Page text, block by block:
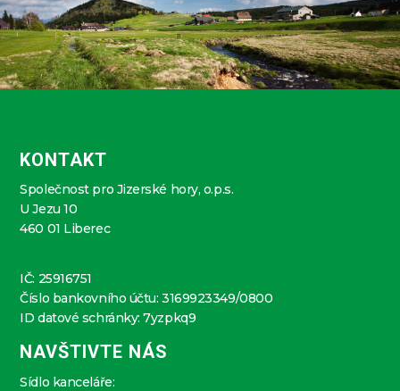
KONTAKT
Společnost pro Jizerské hory, o.p.s.
U Jezu 10
460 01 Liberec
IČ: 25916751
Číslo bankovního účtu: 3169923349/0800
ID datové schránky: 7yzpkq9
NAVŠTIVTE NÁS
Sídlo kanceláře: